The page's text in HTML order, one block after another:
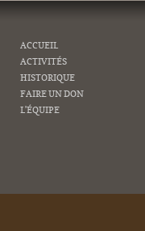
ACCUEIL
ACTIVITÉS
HISTORIQUE
FAIRE UN DON
L'ÉQUIPE